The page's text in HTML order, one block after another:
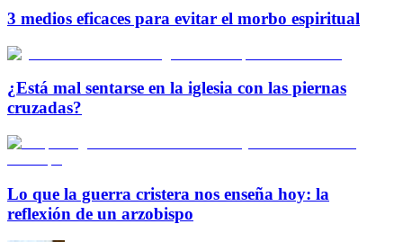
3 medios eficaces para evitar el morbo espiritual
¿Está mal sentarse en la iglesia con las piernas
cruzadas?
Lo que la guerra cristera nos enseña hoy: la
reflexión de un arzobispo